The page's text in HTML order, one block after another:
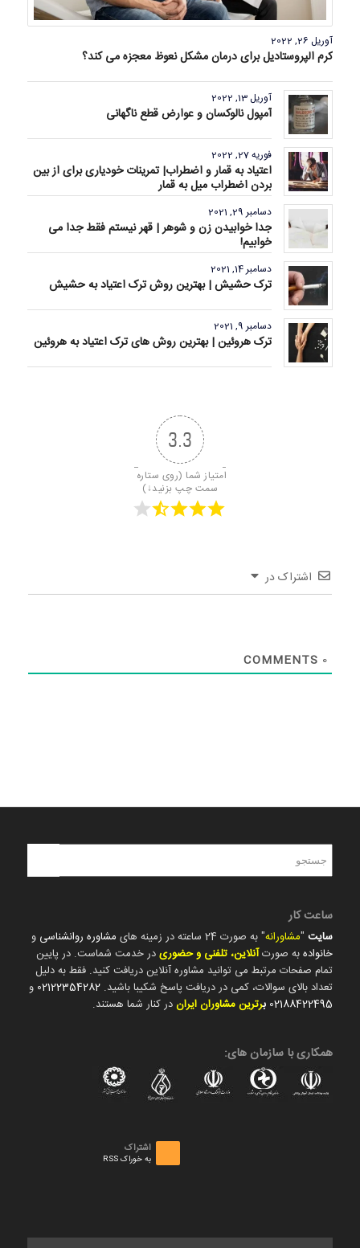
آوریل 26, 2022
کرم الپروستادیل برای درمان مشکل نعوظ معجزه می کند؟
آوریل 13, 2022
آمپول نالوکسان و عوارض قطع ناگهانی
فوریه 27, 2022
اعتیاد به قمار و اضطراب| تمرینات خودیاری برای از بین
بردن اضطراب میل به قمار
دسامبر 29, 2021
جدا خوابیدن زن و شوهر | قهر نیستم فقط جدا می
خوابیم!
دسامبر 14, 2021
ترک حشیش | بهترین روش ترک اعتیاد به حشیش
دسامبر 9, 2021
ترک هروئین | بهترین روش های ترک اعتیاد به هروئین
3.3
امتیاز شما (روی ستاره
سمت چپ بزنید↓)
اشتراک در
0
ساعت کار
سایت"مشاورانه" به صورت 24 ساعته در زمینه های مشاوره روانشناسی و
خانوادهبه صورتآنلاین، تلفنی و حضوریدر خدمت شماست. در پایین
تمام صفحات مرتبط می توانید مشاوره آنلاین دریافت کنید. فقط به دلیل
تعداد بالای سوالات، کمی در دریافت پاسخ شکیبا باشید. 02122354282 و
02188422495 برترین مشاوران ایراندر کنار شما هستند.
همکاری با سازمان های:
اشتراک
به خوراک RSS